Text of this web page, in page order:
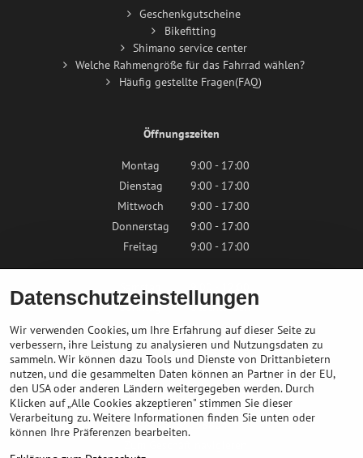
Geschenkgutscheine
Bikefitting
Shimano service center
Welche Rahmengröße für das Fahrrad wählen?
Häufig gestellte Fragen(FAQ)
Öffnungszeiten
Montag
9:00 - 17:00
Dienstag
9:00 - 17:00
Mittwoch
9:00 - 17:00
Donnerstag
9:00 - 17:00
Freitag
9:00 - 17:00
Samstag
9:00 - 12:00
Sonntag
Geschlossen
Kontaktieren Sie uns
info@bikepeak.at
+436764858804
Datenschutzeinstellungen
Wir verwenden Cookies, um Ihre Erfahrung auf dieser Seite zu
verbessern, ihre Leistung zu analysieren und Nutzungsdaten zu
sammeln. Wir können dazu Tools und Dienste von Drittanbietern
nutzen, und die gesammelten Daten können an Partner in der EU,
den USA oder anderen Ländern weitergegeben werden. Durch
Klicken auf „Alle Cookies akzeptieren" stimmen Sie dieser
Verarbeitung zu. Weitere Informationen finden Sie unten oder
können Ihre Präferenzen bearbeiten.